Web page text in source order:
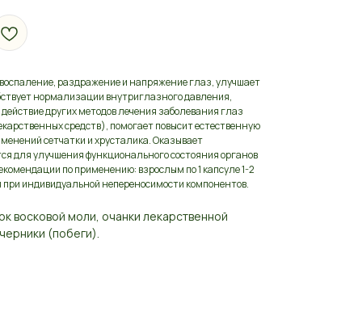
раздражение и напряжение глаз, улучшает
нормализации внутриглазного давления,
других методов лечения заболевания глаз
средств), помогает повысит естественную
сетчатки и хрусталика. Оказывает
для улучшения функционального состояния органов
по применению: взрослым по 1 капсуле 1-2
при индивидуальной непереносимости компонентов.
восковой моли, очанки лекарственной
(побеги).